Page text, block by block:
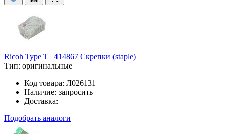
Ricoh Type T | 414867 Скрепки (staple)
Тип: оригинальные
Код товара: Л026131
Наличие: запросить
Доставка:
Подобрать аналоги